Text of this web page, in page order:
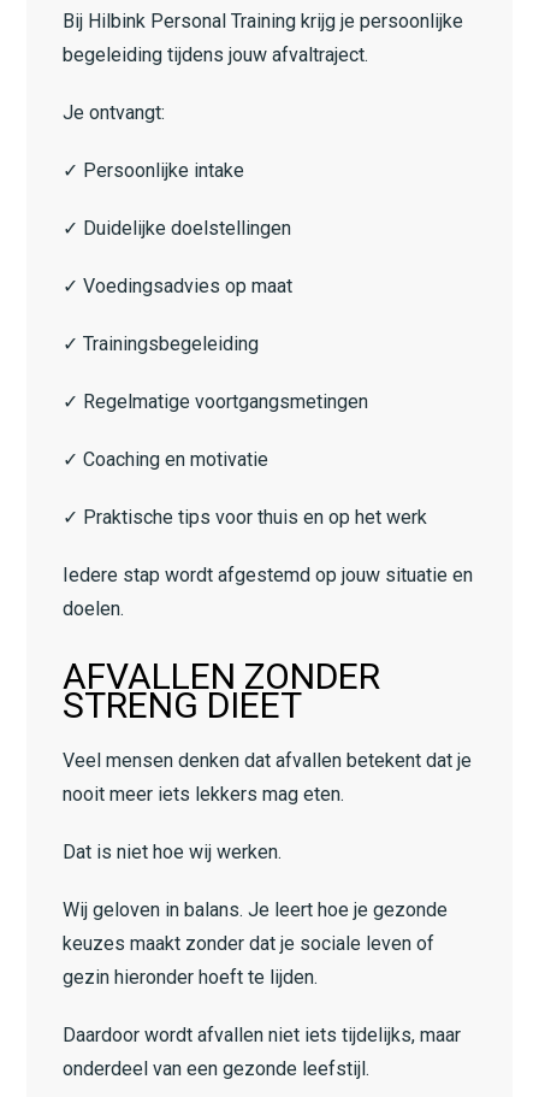
Bij Hilbink Personal Training krijg je persoonlijke
begeleiding tijdens jouw afvaltraject.
Je ontvangt:
✓ Persoonlijke intake
✓ Duidelijke doelstellingen
✓ Voedingsadvies op maat
✓ Trainingsbegeleiding
✓ Regelmatige voortgangsmetingen
✓ Coaching en motivatie
✓ Praktische tips voor thuis en op het werk
Iedere stap wordt afgestemd op jouw situatie en
doelen.
AFVALLEN ZONDER
STRENG DIEET
Veel mensen denken dat afvallen betekent dat je
nooit meer iets lekkers mag eten.
Dat is niet hoe wij werken.
Wij geloven in balans. Je leert hoe je gezonde
keuzes maakt zonder dat je sociale leven of
gezin hieronder hoeft te lijden.
Daardoor wordt afvallen niet iets tijdelijks, maar
onderdeel van een gezonde leefstijl.